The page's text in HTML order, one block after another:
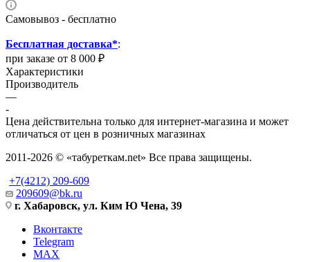
Самовывоз - бесплатно
Бесплатная доставка*:
при заказе от 8 000 ₽
Характеристики
Производитель
—
-
Цена действительна только для интернет-магазина и может
отличаться от цен в розничных магазинах
2011-2026 © «табуреткам.net» Все права защищены.
+7(4212) 209-609
209609@bk.ru
г. Хабаровск, ул. Ким Ю Чена, 39
Вконтакте
Telegram
MAX